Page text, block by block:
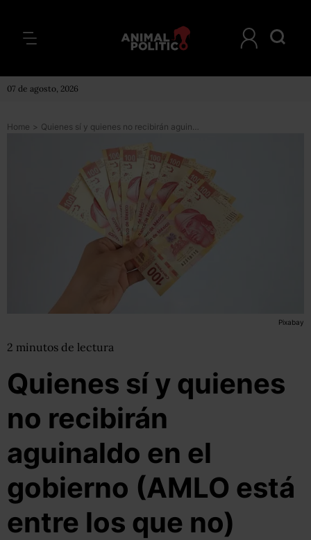
07 de agosto, 2026
Home > Quienes sí y quienes no recibirán aguinaldo en el gobierno (AMLO está entre los que no)
Pixabay
2 minutos de lectura
Quienes sí y quienes
no recibirán
aguinaldo en el
gobierno (AMLO está
entre los que no)